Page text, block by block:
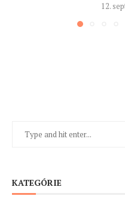
12.
KATEGÓRIE